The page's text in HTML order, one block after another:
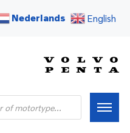
Nederlands English